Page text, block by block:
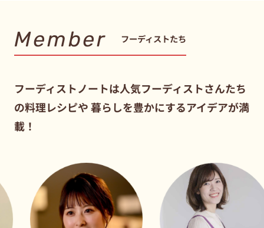
Member フーディストたち
フーディストノートは人気フーディストさんたち
の料理レシピや暮らしを豊かにするアイデアが満
載！